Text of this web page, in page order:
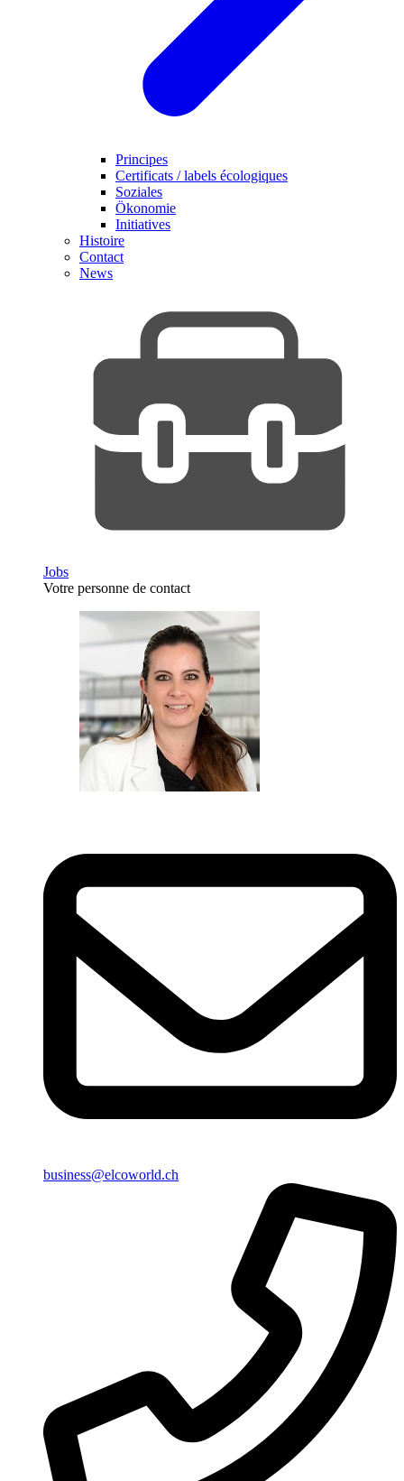
Principes
Certificats / labels écologiques
Soziales
Ökonomie
Initiatives
Histoire
Contact
News
Jobs
Votre personne de contact
business@elcoworld.ch